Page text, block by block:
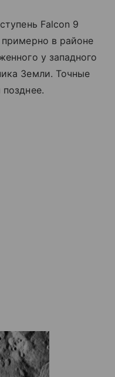
Falcon 9
в районе
у западного
Земли. Точные